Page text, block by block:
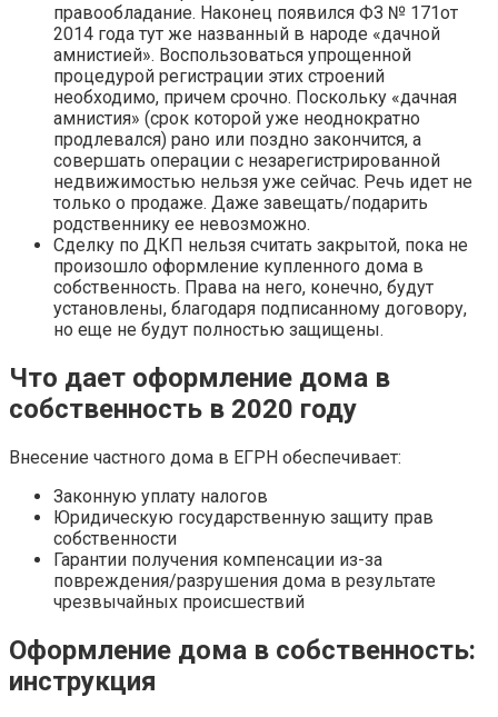
правообладание. Наконец появился ФЗ № 171от
2014 года тут же названный в народе «дачной
амнистией». Воспользоваться упрощенной
процедурой регистрации этих строений
необходимо, причем срочно. Поскольку «дачная
амнистия» (срок которой уже неоднократно
продлевался) рано или поздно закончится, а
совершать операции с незарегистрированной
недвижимостью нельзя уже сейчас. Речь идет не
только о продаже. Даже завещать/подарить
родственнику ее невозможно.
Сделку по ДКП нельзя считать закрытой, пока не
произошло оформление купленного дома в
собственность. Права на него, конечно, будут
установлены, благодаря подписанному договору,
но еще не будут полностью защищены.
Что дает оформление дома в
собственность в 2020 году
Внесение частного дома в ЕГРН обеспечивает:
Законную уплату налогов
Юридическую государственную защиту прав
собственности
Гарантии получения компенсации из-за
повреждения/разрушения дома в результате
чрезвычайных происшествий
Оформление дома в собственность:
инструкция